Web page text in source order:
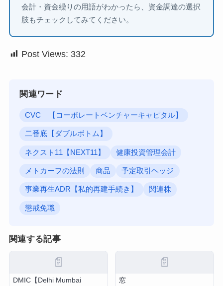
会計・資金繰りの用語がわかったら、資金調達の選択
肢もチェックしてみてください。
Post Views: 332
関連ワード
CVC 【コーポレートベンチャーキャピタル】
二番底【ダブルボトム】
ネクスト11【NEXT11】 健康投資管理会計
メトカーフの法則 商品 予定取引ヘッジ
事業再生ADR【私的再建手続き】 関連株
懲戒免職
関連する記事
📄
DMIC【Delhi Mumbai
📄
窓